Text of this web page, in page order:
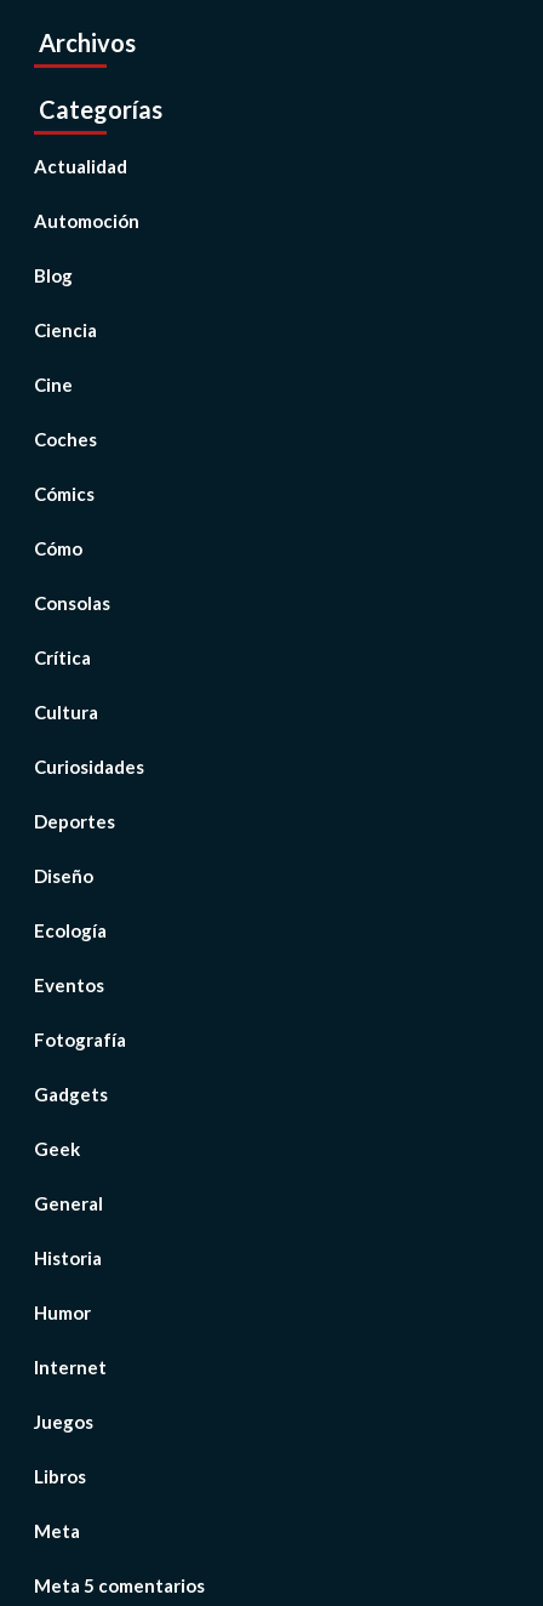
Archivos
Categorías
Actualidad
Automoción
Blog
Ciencia
Cine
Coches
Cómics
Cómo
Consolas
Crítica
Cultura
Curiosidades
Deportes
Diseño
Ecología
Eventos
Fotografía
Gadgets
Geek
General
Historia
Humor
Internet
Juegos
Libros
Meta
Meta 5 comentarios